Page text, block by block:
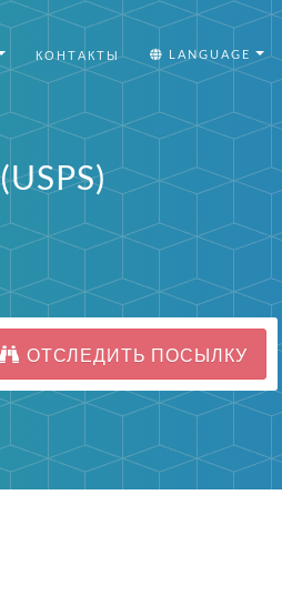
КОНТАКТЫ LANGUAGE
ОТСЛЕДИТЬ ПОСЫЛКУ